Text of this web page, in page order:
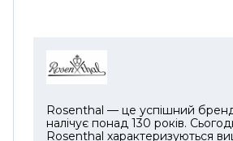
Rosenthal — це успішний бренд,
налічує понад 130 років.
Rosenthal характеризуються